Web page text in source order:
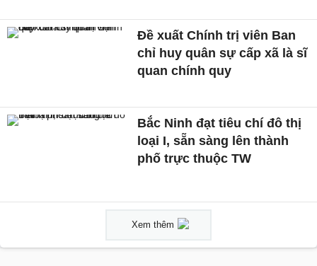
Đề xuất Chính trị viên Ban
chỉ huy quân sự cấp xã là sĩ
quan chính quy
Bắc Ninh đạt tiêu chí đô thị
loại I, sẵn sàng lên thành
phố trực thuộc TW
Xem thêm